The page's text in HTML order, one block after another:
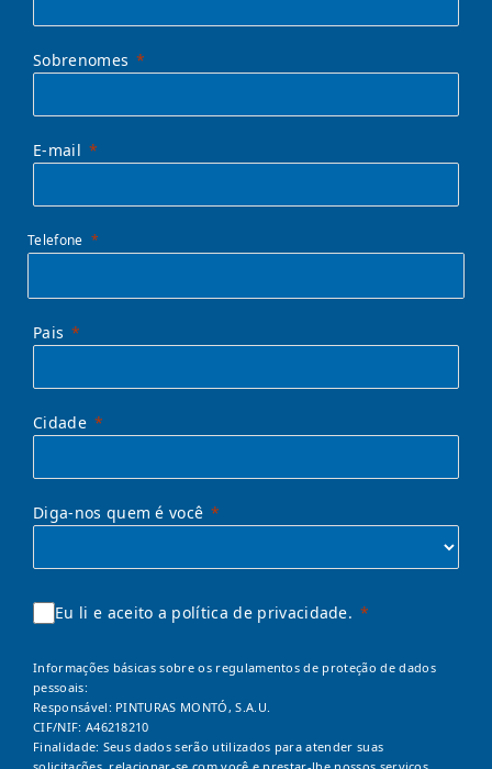
Sobrenomes
E-mail
Telefone
Pais
Cidade
Diga-nos quem é você
Eu li e aceito a política de privacidade.
Informações básicas sobre os regulamentos de proteção de dados
pessoais:
Responsável: PINTURAS MONTÓ, S.A.U.
CIF/NIF: A46218210
Finalidade: Seus dados serão utilizados para atender suas